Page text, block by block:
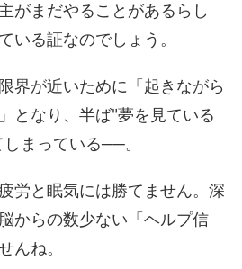
がまだやることがあるらし
いる証なのでしょう。
界が近いために「起きながら
となり、半ば"夢を見ている
まっている──。
労と眠気には勝てません。深
からの数少ない「ヘルプ信
んね。